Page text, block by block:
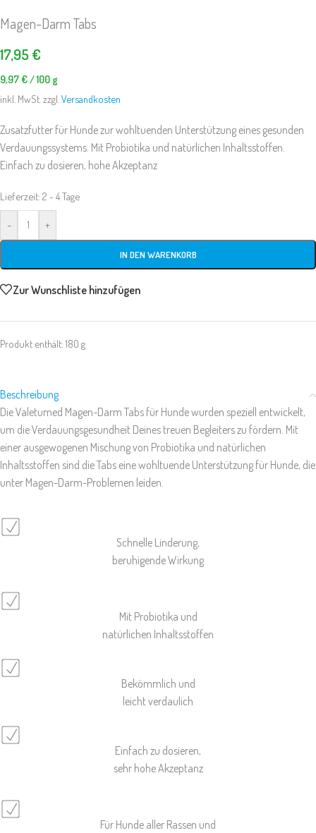
Magen-Darm Tabs
17,95€
9,97€ /100 g
inkl. MwSt. zzgl. Versandkosten
Zusatzfutter für Hunde zur wohltuenden Unterstützung eines gesunden
Verdauungssystems. Mit Probiotika und natürlichen Inhaltsstoffen.
Einfach zu dosieren, hohe Akzeptanz
Lieferzeit: 2 - 4 Tage
- +
IN DEN WARENKORB
Zur Wunschliste hinzufügen
Produkt enthält: 180 g
Beschreibung
Die Valetumed Magen-Darm Tabs für Hunde wurden speziell entwickelt,
um die Verdauungsgesundheit Deines treuen Begleiters zu fördern. Mit
einer ausgewogenen Mischung von Probiotika und natürlichen
Inhaltsstoffen sind die Tabs eine wohltuende Unterstützung für Hunde, die
unter Magen-Darm-Problemen leiden.
Schnelle Linderung,
beruhigende Wirkung
Mit Probiotika und
natürlichen Inhaltsstoffen
Bekömmlich und
leicht verdaulich
Einfach zu dosieren,
sehr hohe Akzeptanz
Für Hunde aller Rassen und